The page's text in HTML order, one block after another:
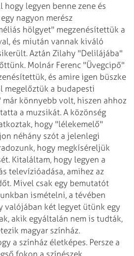
hogy legyen benne zene és
nagyon merész
hölgyet" megzenésítettük a
és miután vannak kiváló
Aztán Zilahy "Delilájába"
Molnár Ferenc "Üvegcipő"
és amire igen büszke
megelőztük a budapesti
könnyebb volt, hiszen ahhoz
a muzsikát. A közönség
hogy "lélekemelő"
néhány szót a jelenlegi
hogy megkíséreljük
Kitaláltam, hogy legyen a
televízióadása, amihez az
Mivel csak egy bemutatót
ismételni, a tévében
valójában két legyet ütünk egy
akik egyáltalán nem is tudták,
magyar színház.
a színház életképes. Persze a
fokon a színészek